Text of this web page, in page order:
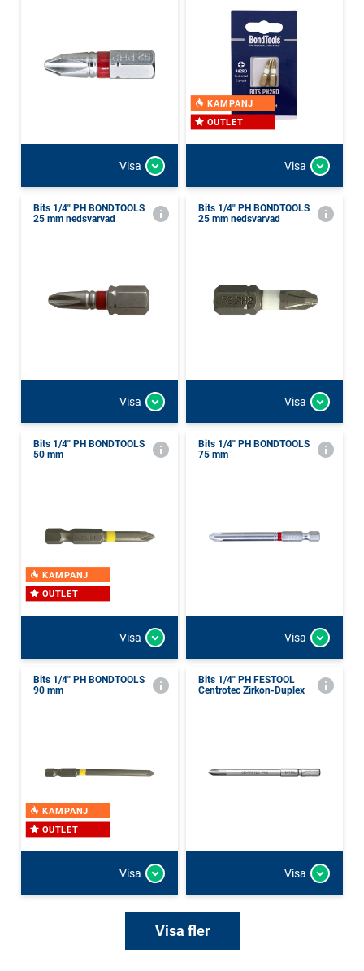
Visa
KAMPANJ
OUTLET
Visa
Bits 1/4" PH BONDTOOLS
25 mm nedsvarvad
Visa
Bits 1/4" PH BONDTOOLS
25 mm nedsvarvad
Visa
Bits 1/4" PH BONDTOOLS
50 mm
KAMPANJ
OUTLET
Visa
Bits 1/4" PH BONDTOOLS
75 mm
Visa
Bits 1/4" PH BONDTOOLS
90 mm
KAMPANJ
OUTLET
Visa
Bits 1/4" PH FESTOOL
Centrotec Zirkon-Duplex
Visa
Visa fler